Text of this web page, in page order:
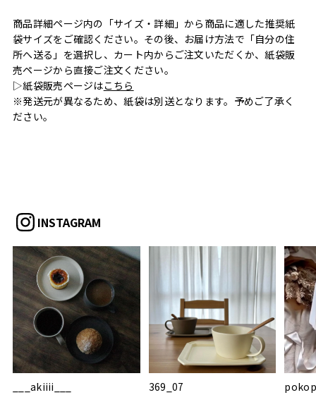
商品詳細ページ内の「サイズ・詳細」から商品に適した推奨紙
袋サイズをご確認ください。その後、お届け方法で「自分の住
所へ送る」を選択し、カート内からご注文いただくか、紙袋販
売ページから直接ご注文ください。
▷紙袋販売ページはこちら
※発送元が異なるため、紙袋は別送となります。予めご了承く
ださい。
INSTAGRAM
___akiiii___
369_07